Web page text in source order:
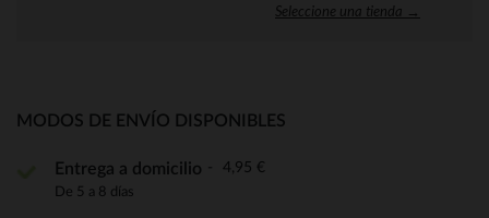
Seleccione una tienda →
MODOS DE ENVÍO DISPONIBLES
Entrega a domicilio 4,95 €
De 5 a 8 días